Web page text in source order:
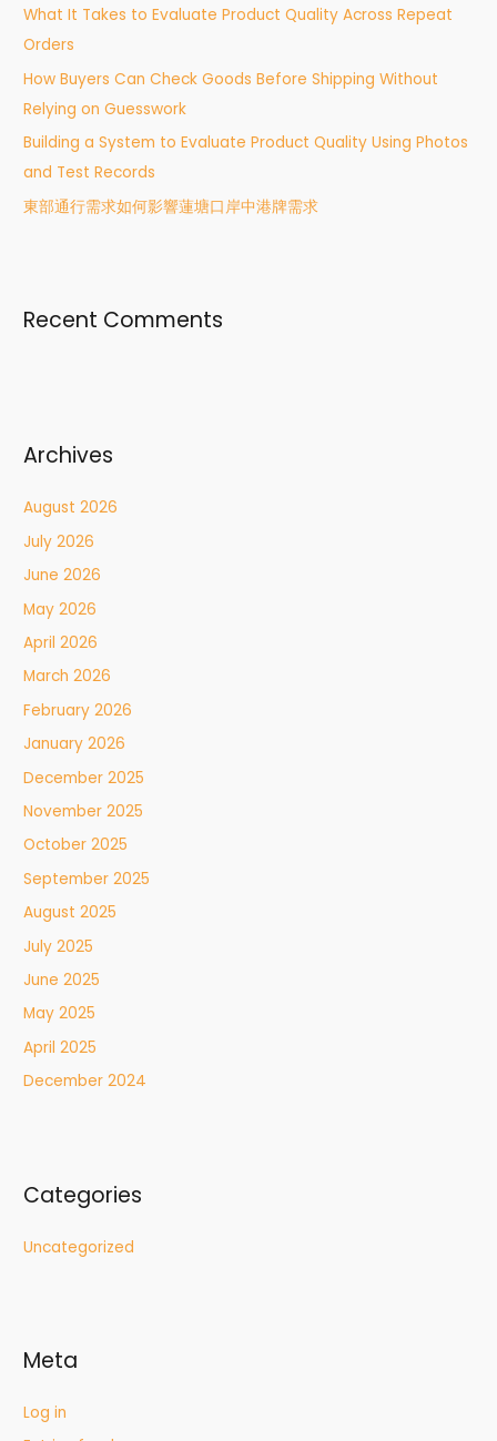
r
:
What It Takes to Evaluate Product Quality Across Repeat
Orders
How Buyers Can Check Goods Before Shipping Without
Relying on Guesswork
Building a System to Evaluate Product Quality Using Photos
and Test Records
東部通行需求如何影響蓮塘口岸中港牌需求
Recent Comments
Archives
August 2026
July 2026
June 2026
May 2026
April 2026
March 2026
February 2026
January 2026
December 2025
November 2025
October 2025
September 2025
August 2025
July 2025
June 2025
May 2025
April 2025
December 2024
Categories
Uncategorized
Meta
Log in